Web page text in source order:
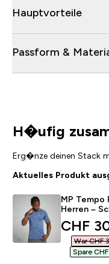
Hauptvorteile
Passform &
H�ufig
Erg�nze deinen Stack
Aktuelles Produkt
MP Tempo
Herren –
CHF
War CHF
Spare